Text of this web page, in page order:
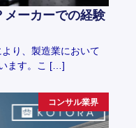
メーカーでの経験
り、製造業において
ます。こ […]
コンサル業界